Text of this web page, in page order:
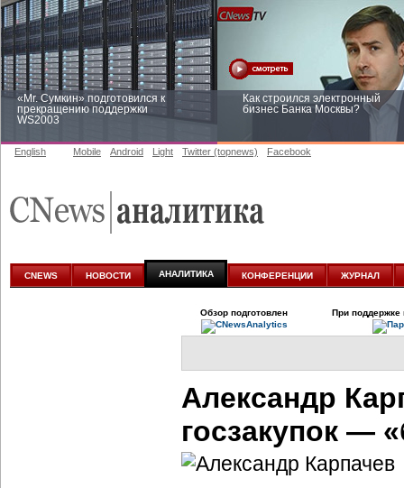
«Mr. Сумкин» подготовился к
прекращению поддержки
WS2003
Как строился электронный
бизнес Банка Москвы?
аналитике
English Mobile Android Light Twitter (topnews) Facebook
CNEWS НОВОСТИ АНАЛИТИКА КОНФЕРЕНЦИИ ЖУРНАЛ
Обзор подготовлен При поддержке
Александр
госзакупок —